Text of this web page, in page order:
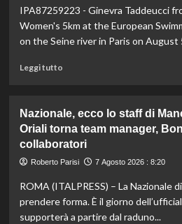
IPA87259223 - Ginevra Taddeucci
Women's 5km at the European
on the Seine river in Paris on August
Leggi tuttoLeggi
Taddeucci
bronzo
nella
knockout
Europei
di
fondo,
Nazionale, ecco lo staff di
Oriali torna team manager,
collaboratori
Roberto Parisi 7 Agosto 2026 : 8:20
ROMA (ITALPRESS) – La Nazionale
prendere forma. È il giorno
supporterà a partire dal raduno...